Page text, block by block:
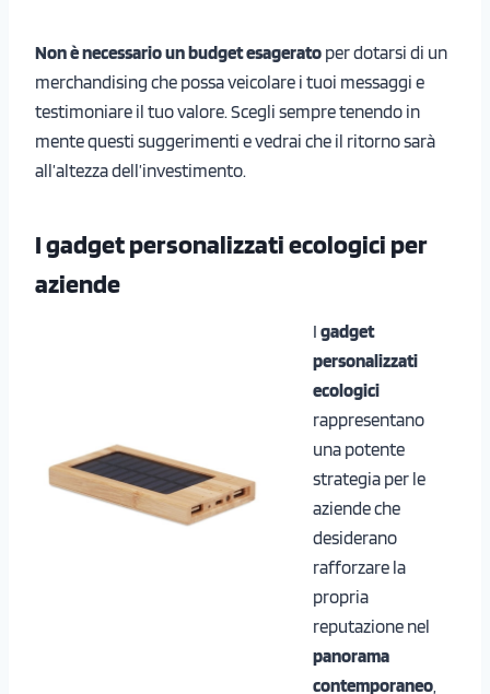
Non è necessario un budget esagerato per dotarsi di un
merchandising che possa veicolare i tuoi messaggi e
testimoniare il tuo valore. Scegli sempre tenendo in
mente questi suggerimenti e vedrai che il ritorno sarà
all’altezza dell’investimento.
I gadget personalizzati ecologici per
aziende
I gadget
personalizzati
ecologici
rappresentano
una potente
strategia per le
aziende che
desiderano
rafforzare la
propria
reputazione nel
panorama
contemporaneo